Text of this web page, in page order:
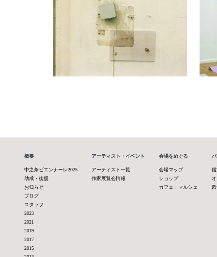
概要
中之条ビエンナーレ2025
助成・後援
お知らせ
ブログ
スタッフ
2023
2021
2019
2017
2015
アーティスト・イベント
アーティスト一覧
作家展覧会情報
会場をめぐる
会場マップ
ショップ
カフェ・マルシェ